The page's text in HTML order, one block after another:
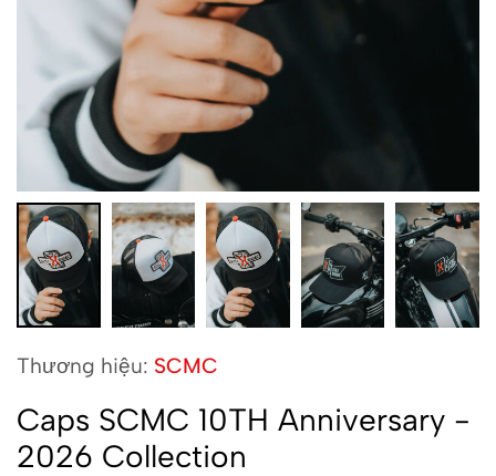
Thương hiệu: SCMC
Caps SCMC 10TH Anniversary -
2026 Collection